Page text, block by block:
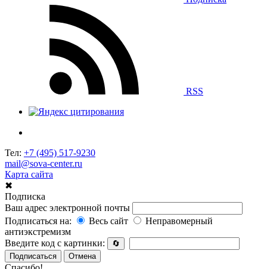
RSS
Тел: +7 (495) 517-9230
mail@sova-center.ru
Карта сайта
✖
Подписка
Ваш адрес электронной почты
Подписаться на:
Весь сайт
Неправомерный
антиэкстремизм
Введите код с картинки:
🔄
Подписаться
Отмена